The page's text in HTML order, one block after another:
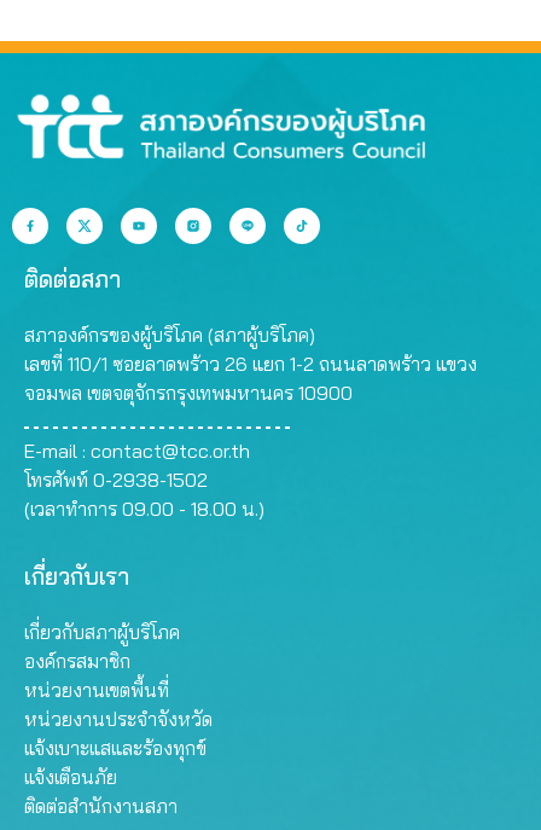
ติดต่อสภา
สภาองค์กรของผู้บริโภค (สภาผู้บริโภค)
เลขที่ 110/1 ซอยลาดพร้าว 26 แยก 1-2 ถนนลาดพร้าว แขวง
จอมพล เขตจตุจักรกรุงเทพมหานคร 10900
E-mail : contact@tcc.or.th
โทรศัพท์ 0-2938-1502
(เวลาทำการ 09.00 - 18.00 น.)
เกี่ยวกับเรา
เกี่ยวกับสภาผู้บริโภค
องค์กรสมาชิก
หน่วยงานเขตพื้นที่
หน่วยงานประจำจังหวัด
แจ้งเบาะแสและร้องทุกข์
แจ้งเตือนภัย
ติดต่อสำนักงานสภา